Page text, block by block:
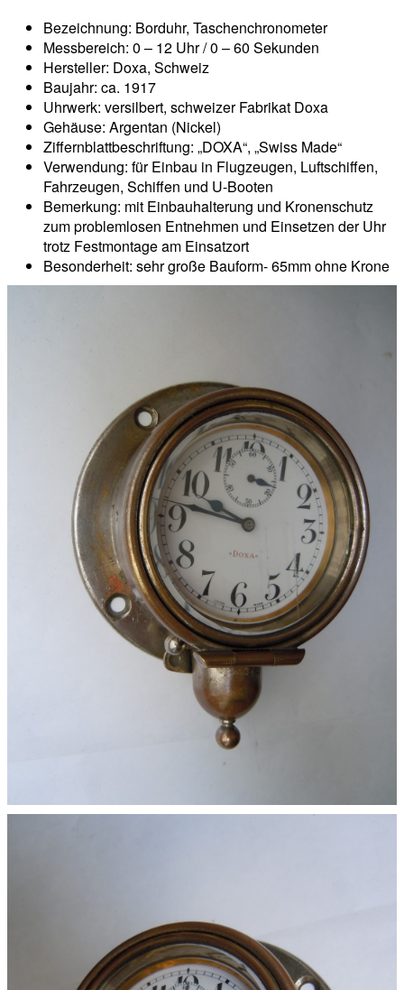
Bezeichnung: Borduhr, Taschenchronometer
Messbereich: 0 – 12 Uhr / 0 – 60 Sekunden
Hersteller: Doxa, Schweiz
Baujahr: ca. 1917
Uhrwerk: versilbert, schweizer Fabrikat Doxa
Gehäuse: Argentan (Nickel)
Ziffernblattbeschriftung: „DOXA“, „Swiss Made“
Verwendung: für Einbau in Flugzeugen, Luftschiffen,
Fahrzeugen, Schiffen und U-Booten
Bemerkung: mit Einbauhalterung und Kronenschutz
zum problemlosen Entnehmen und Einsetzen der Uhr
trotz Festmontage am Einsatzort
Besonderheit: sehr große Bauform- 65mm ohne Krone